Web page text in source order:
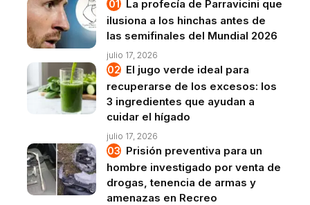
La profecía de Parravicini que
ilusiona a los hinchas antes de
las semifinales del Mundial 2026
julio 17, 2026
El jugo verde ideal para
recuperarse de los excesos: los
3 ingredientes que ayudan a
cuidar el hígado
julio 17, 2026
Prisión preventiva para un
hombre investigado por venta de
drogas, tenencia de armas y
amenazas en Recreo